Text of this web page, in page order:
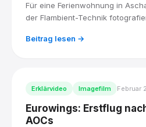
Für eine Ferienwohnung in
der Flambient-Technik
natürlich wirken. Fertig geliefert
Beitrag lesen →
Erklärvideo Imagefilm Februar
Eurowings: Erstflug
AOCs